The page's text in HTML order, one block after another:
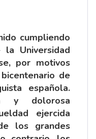
cumpliendo
Universidad
por motivos
de
española.
y dolorosa
ejercida
los grandes